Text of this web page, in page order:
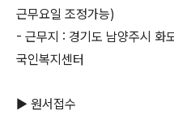
근무요일 조정가능)
- 근무지 : 경기도 남양주시 화
국인복지센터
▶ 원서접수